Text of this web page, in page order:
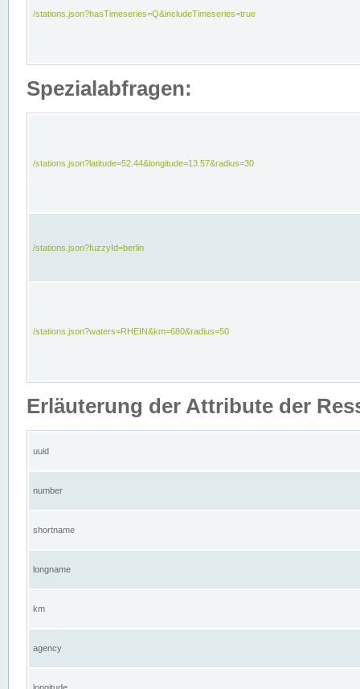
/stations.json?hasTimeseries=Q&includeTimeseries=true
Spezialabfragen:
/stations.json?latitude=52.44&longitude=13.57&radius=30
/stations.json?fuzzyId=berlin
/stations.json?waters=RHEIN&km=680&radius=50
Erläuterung der Attribute der
uuid
number
shortname
longname
km
agency